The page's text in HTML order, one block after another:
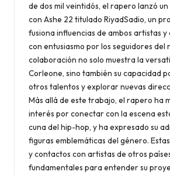
de dos mil veintidós, el rapero lanzó
con Ashe 22 titulado RiyadSadio, un
fusiona influencias de ambos artistas
con entusiasmo por los seguidores del
colaboración no solo muestra la
Corleone, sino también su capacidad
otros talentos y explorar nuevas
Más allá de este trabajo, el rapero ha
interés por conectar con la escena
cuna del hip-hop, y ha expresado su
figuras emblemáticas del género.
y contactos con artistas de otros
fundamentales para entender su